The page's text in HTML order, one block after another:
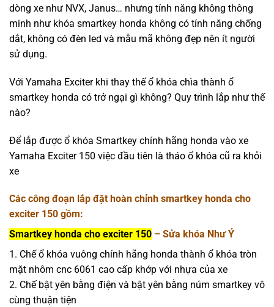
dòng xe như NVX, Janus… nhưng tính năng không thông
minh như khóa smartkey honda không có tính năng chống
dắt, không có đèn led và mẫu mã không đẹp nên ít người
sử dụng.
Với Yamaha Exciter khi thay thế ổ khóa chìa thành ổ
smartkey honda có trở ngại gì không? Quy trình lắp như thế
nào?
Để lắp được ổ khóa Smartkey chính hãng honda vào xe
Yamaha Exciter 150 việc đầu tiên là tháo ổ khóa cũ ra khỏi
xe
Các công đoạn lắp đặt hoàn chỉnh smartkey honda cho
exciter 150 gồm:
Smartkey honda cho exciter 150 – Sửa khóa Như Ý
1. Chế ổ khóa vuông chính hãng honda thành ổ khóa tròn
mặt nhôm cnc 6061 cao cấp khớp với nhựa của xe
2. Chế bật yên bằng điện và bật yên bằng núm smartkey vô
cùng thuận tiện